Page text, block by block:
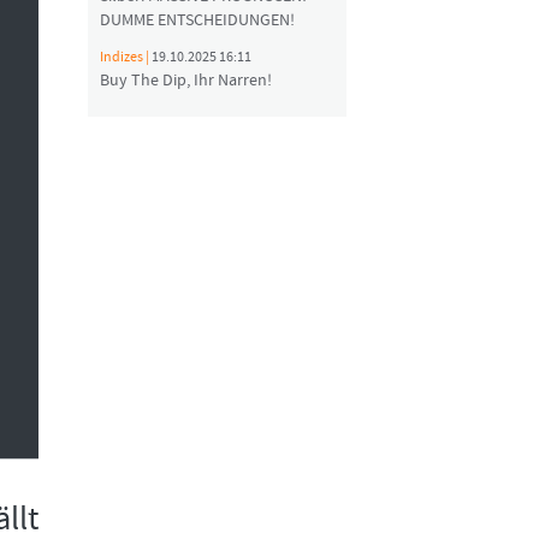
DUMME ENTSCHEIDUNGEN!
Indizes | 19.10.2025 16:11
Buy The Dip, Ihr Narren!